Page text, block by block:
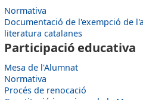
Normativa
Documentació de l'exempció de
literatura catalanes
Participació educativa
Mesa de l'Alumnat
Normativa
Procés de renocació